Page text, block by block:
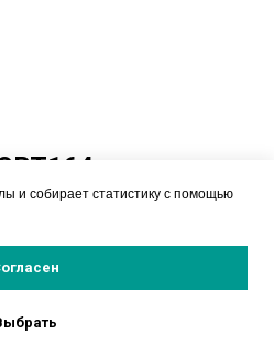
и собирает статистику с помощью